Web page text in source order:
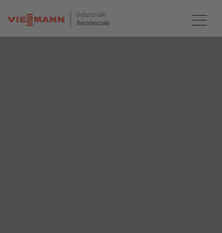
Industriale
Residenziale